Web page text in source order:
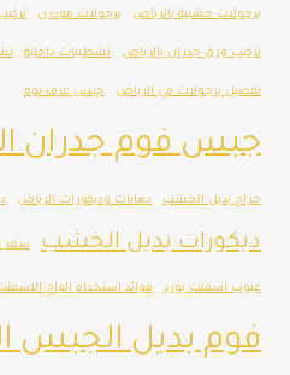
برجولات خشبية بالرياض برجولات مودرن
تركيب ورق جدران بالرياض تشطيبات داخلية
تفصيل برجولات في الرياض جبس غرف نوم
جبس فوم جدران
حراج بديل الخشب دهانات وديكورات الرياض
ديكورات بديل الخشب سعر
عيوب اسمنت بورد فوائد استخدام الواح
فوم بديل الجبس